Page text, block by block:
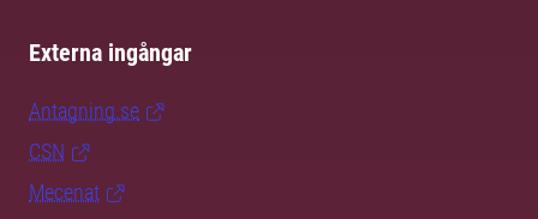
Externa ingångar
Antagning.se
CSN
Mecenat